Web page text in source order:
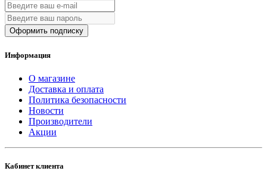
Оформить подписку
Информация
О магазине
Доставка и оплата
Политика безопасности
Новости
Производители
Акции
Кабинет клиента